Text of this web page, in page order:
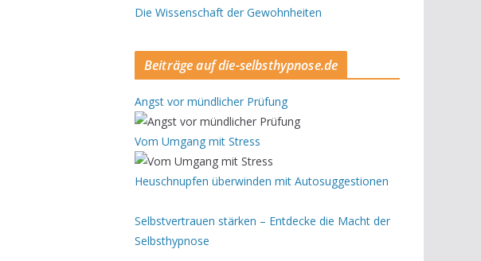
Die Wissenschaft der Gewohnheiten
Beiträge auf die-selbsthypnose.de
Angst vor mündlicher Prüfung
Vom Umgang mit Stress
Heuschnupfen überwinden mit Autosuggestionen
Selbstvertrauen stärken – Entdecke die Macht der
Selbsthypnose